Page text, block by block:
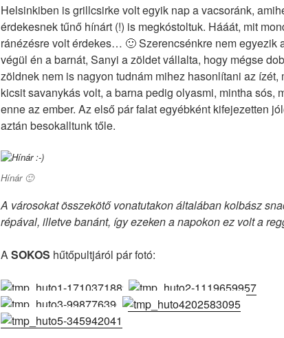
Helsinkiben is grillcsirke volt egyik nap a vacsoránk,
érdekesnek tűnő hínárt (!) is megkóstoltuk. Hááát, mit
ránézésre volt érdekes… 🙂 Szerencsénkre nem egyezik
végül én a barnát, Sanyi a zöldet vállalta, hogy mégse
zöldnek nem is nagyon tudnám mihez hasonlítani az ízét,
kicsit savanykás volt, a barna pedig olyasmi, mintha sós,
enne az ember. Az első pár falat egyébként kifejezetten
aztán besokalltunk tőle.
Hínár 🙂
A városokat összekötő vonatutakon általában kolbász
répával, illetve banánt, így ezeken a napokon ez volt a
ASOKOS hűtőpultjáról pár fotó: